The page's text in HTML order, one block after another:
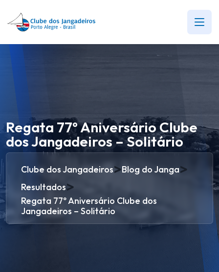
Regata 77º Aniversário Clube
dos Jangadeiros – Solitário
Clube dos Jangadeiros>Blog do Janga>
Resultados>
Regata 77º Aniversário Clube dos
Jangadeiros – Solitário